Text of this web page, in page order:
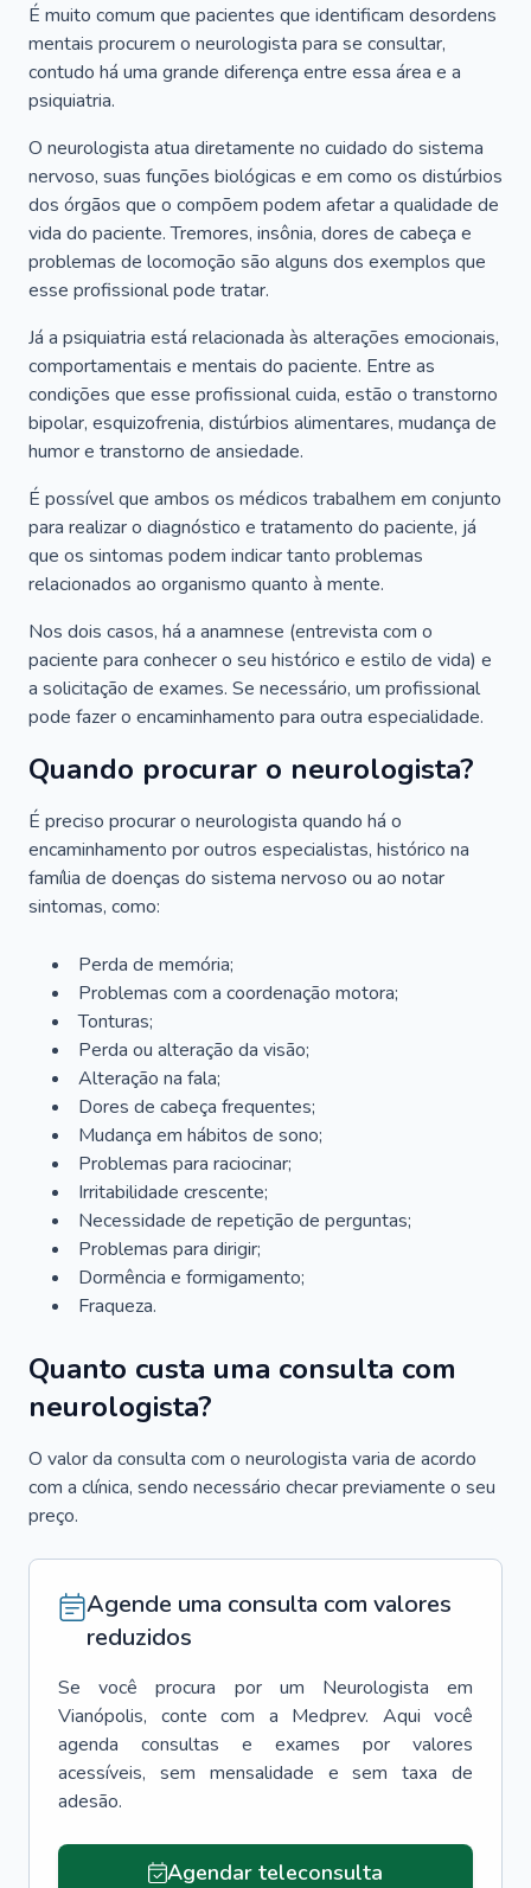
É muito comum que pacientes que identificam desordens
mentais procurem o neurologista para se consultar,
contudo há uma grande diferença entre essa área e a
psiquiatria.
O neurologista atua diretamente no cuidado do sistema
nervoso, suas funções biológicas e em como os distúrbios
dos órgãos que o compõem podem afetar a qualidade de
vida do paciente. Tremores, insônia, dores de cabeça e
problemas de locomoção são alguns dos exemplos que
esse profissional pode tratar.
Já a psiquiatria está relacionada às alterações emocionais,
comportamentais e mentais do paciente. Entre as
condições que esse profissional cuida, estão o transtorno
bipolar, esquizofrenia, distúrbios alimentares, mudança de
humor e transtorno de ansiedade.
É possível que ambos os médicos trabalhem em conjunto
para realizar o diagnóstico e tratamento do paciente, já
que os sintomas podem indicar tanto problemas
relacionados ao organismo quanto à mente.
Nos dois casos, há a anamnese (entrevista com o
paciente para conhecer o seu histórico e estilo de vida) e
a solicitação de exames. Se necessário, um profissional
pode fazer o encaminhamento para outra especialidade.
Quando procurar o neurologista?
É preciso procurar o neurologista quando há o
encaminhamento por outros especialistas, histórico na
família de doenças do sistema nervoso ou ao notar
sintomas, como:
Perda de memória;
Problemas com a coordenação motora;
Tonturas;
Perda ou alteração da visão;
Alteração na fala;
Dores de cabeça frequentes;
Mudança em hábitos de sono;
Problemas para raciocinar;
Irritabilidade crescente;
Necessidade de repetição de perguntas;
Problemas para dirigir;
Dormência e formigamento;
Fraqueza.
Quanto custa uma consulta com
neurologista?
O valor da consulta com o neurologista varia de acordo
com a clínica, sendo necessário checar previamente o seu
preço.
Agende uma consulta com valores
reduzidos
Se você procura por um Neurologista
em
Vianópolis, conte com a Medprev. Aqui você
agenda consultas e exames por valores
acessíveis, sem mensalidade e sem taxa de
adesão.
Agendar teleconsulta